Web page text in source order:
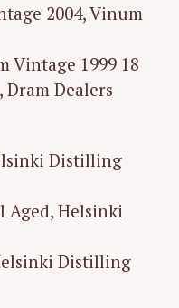
2004, Vinum
Vintage 1999 18
Dealers
Distilling
Aged, Helsinki
Distilling